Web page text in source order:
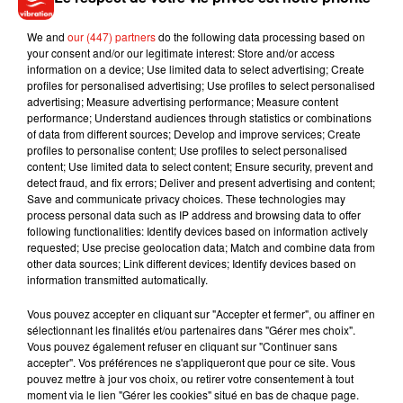
15 juin 2021
Imagine Dragons -
Follow You
8 9 10 11 12 13
Musique
We and our (447) partnersdo the following data processing based on
your consent and/or our legitimate interest: Store and/or access
information on a device; Use limited data to select advertising; Create
profiles for personalised advertising; Use profiles to select personalised
advertising; Measure advertising performance; Measure content
performance; Understand audiences through statistics or combinations
of data from different sources; Develop and improve services; Create
profiles to personalise content; Use profiles to select personalised
content; Use limited data to select content; Ensure security, prevent and
detect fraud, and fix errors; Deliver and present advertising and content;
Save and communicate privacy choices. These technologies may
process personal data such as IP address and browsing data to offer
following functionalities: Identify devices based on information actively
requested; Use precise geolocation data; Match and combine data from
other data sources; Link different devices; Identify devices based on
information transmitted automatically.
Vous pouvez accepter en cliquant sur "Accepter et fermer", ou affiner en
sélectionnant les finalités et/ou partenaires dans "Gérer mes choix".
Vous pouvez également refuser en cliquant sur "Continuer sans
accepter". Vos préférences ne s'appliqueront que pour ce site. Vous
pouvez mettre à jour vos choix, ou retirer votre consentement à tout
moment via le lien "Gérer les cookies" situé en bas de chaque page.